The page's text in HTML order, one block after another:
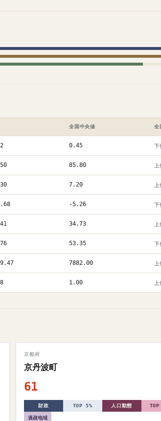
全国中央値 全
0.45 下
85.80 上
7.20 上
-5.26 下
34.73 上
53.35 下
7882.00 上
1.00 上
京都府
京丹波町
61
財政 TOP 5% 人口動態
過疎地域